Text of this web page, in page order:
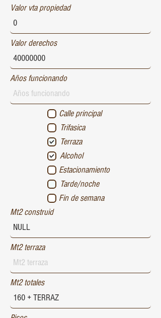
Valor vta propiedad
Valor derechos
Años funcionando
Calle principal
Trifasica
Terraza
Alcohol
Estacionamiento
Tarde/noche
Fin de semana
Mt2 construid
Mt2 terraza
Mt2 totales